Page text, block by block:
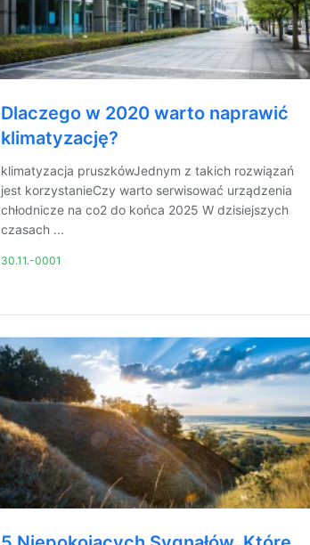
Dlaczego w 2020 warto naprawić
klimatyzację?
klimatyzacja pruszkówJednym z takich rozwiązań
jest korzystanieCzy warto serwisować urządzenia
chłodnicze na co2 do końca 2025 W dzisiejszych
czasach ...
30.11.-0001